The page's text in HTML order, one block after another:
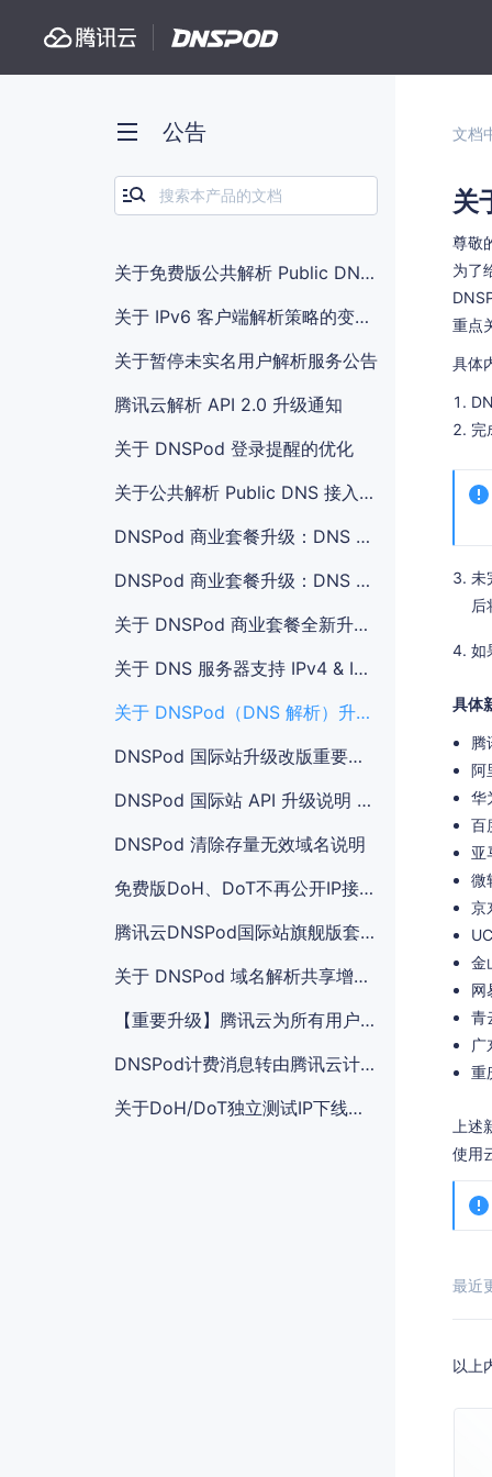
公告
关于免费版公共解析 Public DNS 部分海外线路访问失败的公告
关于 IPv6 客户端解析策略的变更说明
关于暂停未实名用户解析服务公告
腾讯云解析 API 2.0 升级通知
关于 DNSPod 登录提醒的优化
关于公共解析 Public DNS 接入 CAM 访问管理变更通知
DNSPod 商业套餐升级：DNS 增值服务
DNSPod 商业套餐升级：DNS 解析套餐
关于 DNSPod 商业套餐全新升级的通知
关于 DNS 服务器支持 IPv4 & IPv6 双栈的通知
关于 DNSPod（DNS 解析）升级解析线路的通知
DNSPod 国际站升级改版重要通知 DNSPod Global Upgrade Notification
DNSPod 国际站 API 升级说明 DNSPod Global API Upgrade Instructions
DNSPod 清除存量无效域名说明
免费版DoH、DoT不再公开IP接入的公告
腾讯云DNSPod国际站旗舰版套餐价格调整通知
关于 DNSPod 域名解析共享增加强制 MFA 校验的通知
【重要升级】腾讯云为所有用户开启登录保护MFA多因素认证通知
DNSPod计费消息转由腾讯云计费侧统一发送
关于DoH/DoT独立测试IP下线的公告
文档
关
尊敬
为了
重点
具体
完
未
后
如
具体
腾
阿
华
百
亚
微
京
金
网
青
广
重
上
使用
最近
以上